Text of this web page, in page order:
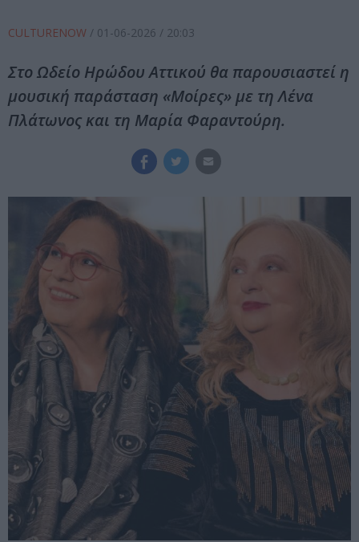
CULTURENOW / 01-06-2026 / 20:03
Στο Ωδείο Ηρώδου Αττικού θα παρουσιαστεί η
μουσική παράσταση «Μοίρες» με τη Λένα
Πλάτωνος και τη Μαρία Φαραντούρη.